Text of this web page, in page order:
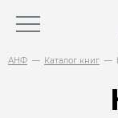
АНФ Каталог книг